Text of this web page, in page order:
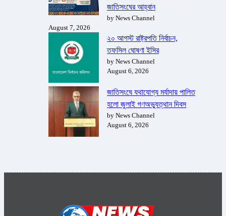
জাতিসংঘের আহ্বান
by News Channel
August 7, 2026
২০ আগস্ট রাষ্ট্রপতি নির্বাচন,
তফসিল ঘোষণা ইসির
by News Channel
August 6, 2026
জাতিসংঘে যথাযোগ্য মর্যাদায় পালিত
হলো জুলাই গণঅভ্যুত্থান দিবস
by News Channel
August 6, 2026